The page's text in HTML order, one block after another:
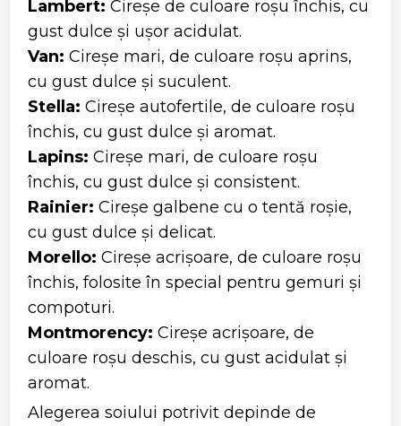
Lambert: Cireșe de culoare roșu închis, cu
gust dulce și ușor acidulat.
Van: Cireșe mari, de culoare roșu aprins,
cu gust dulce și suculent.
Stella: Cireșe autofertile, de culoare roșu
închis, cu gust dulce și aromat.
Lapins: Cireșe mari, de culoare roșu
închis, cu gust dulce și consistent.
Rainier: Cireșe galbene cu o tentă roșie,
cu gust dulce și delicat.
Morello: Cireșe acrișoare, de culoare roșu
închis, folosite în special pentru gemuri și
compoturi.
Montmorency: Cireșe acrișoare, de
culoare roșu deschis, cu gust acidulat și
aromat.
Alegerea soiului potrivit depinde de